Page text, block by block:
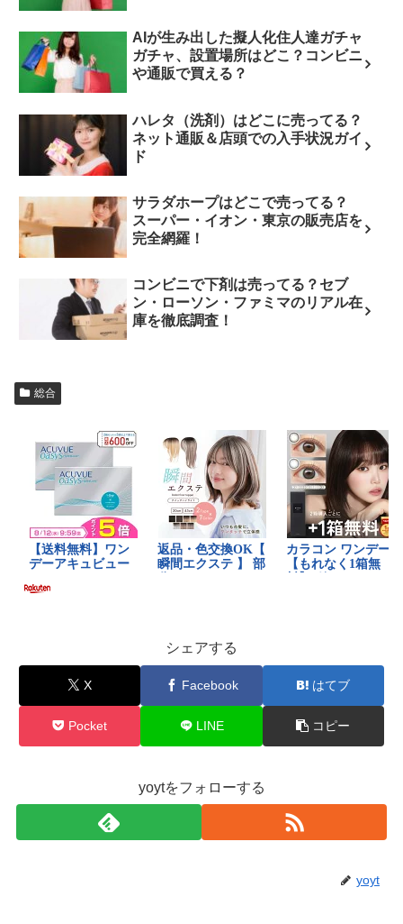
AIが生み出した擬人化住人達ガチャ
ガチャ、設置場所はどこ？コンビニ
や通販で買える？
ハレタ（洗剤）はどこに売ってる？
ネット通販＆店頭での入手状況ガイ
ド
サラダホープはどこで売ってる？
スーパー・イオン・東京の販売店を
完全網羅！
コンビニで下剤は売ってる？セブ
ン・ローソン・ファミマのリアル在
庫を徹底調査！
総合
シェアする
X Facebook はてブ
Pocket LINE コピー
yoytをフォローする
yoyt